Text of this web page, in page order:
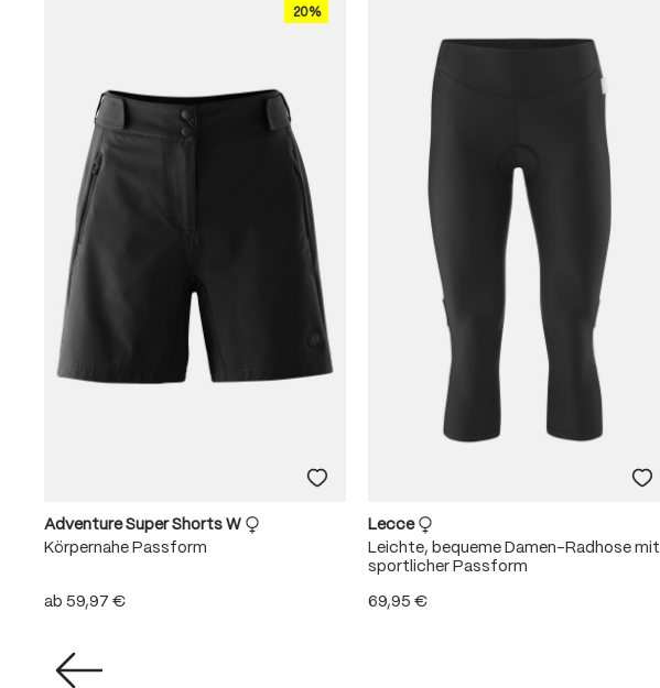
20%
Adventure Super Shorts W
Körpernahe Passform
ab 59,97 €
Lecce
Leichte, bequeme Damen-Radhose mit
sportlicher Passform
69,95 €